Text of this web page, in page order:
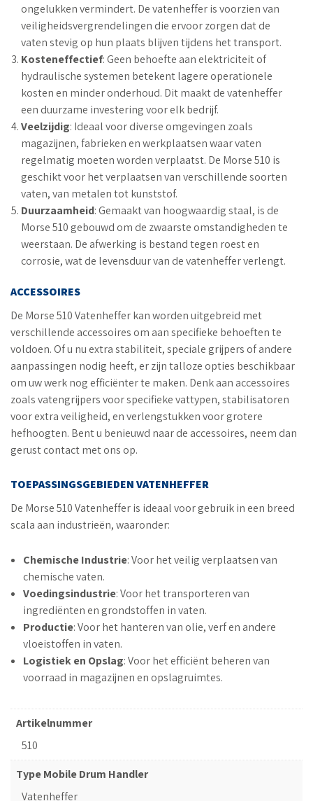
ongelukken vermindert. De vatenheffer is voorzien van
veiligheidsvergrendelingen die ervoor zorgen dat de
vaten stevig op hun plaats blijven tijdens het transport.
Kosteneffectief: Geen behoefte aan elektriciteit of
hydraulische systemen betekent lagere operationele
kosten en minder onderhoud. Dit maakt de vatenheffer
een duurzame investering voor elk bedrijf.
Veelzijdig: Ideaal voor diverse omgevingen zoals
magazijnen, fabrieken en werkplaatsen waar vaten
regelmatig moeten worden verplaatst. De Morse 510 is
geschikt voor het verplaatsen van verschillende soorten
vaten, van metalen tot kunststof.
Duurzaamheid: Gemaakt van hoogwaardig staal, is de
Morse 510 gebouwd om de zwaarste omstandigheden te
weerstaan. De afwerking is bestand tegen roest en
corrosie, wat de levensduur van de vatenheffer verlengt.
ACCESSOIRES
De Morse 510 Vatenheffer kan worden uitgebreid met
verschillende accessoires om aan specifieke behoeften te
voldoen. Of u nu extra stabiliteit, speciale grijpers of andere
aanpassingen nodig heeft, er zijn talloze opties beschikbaar
om uw werk nog efficiënter te maken. Denk aan accessoires
zoals vatengrijpers voor specifieke vattypen, stabilisatoren
voor extra veiligheid, en verlengstukken voor grotere
hefhoogten. Bent u benieuwd naar de accessoires, neem dan
gerust contact met ons op.
TOEPASSINGSGEBIEDEN VATENHEFFER
De Morse 510 Vatenheffer is ideaal voor gebruik in een breed
scala aan industrieën, waaronder:
Chemische Industrie: Voor het veilig verplaatsen van
chemische vaten.
Voedingsindustrie: Voor het transporteren van
ingrediënten en grondstoffen in vaten.
Productie: Voor het hanteren van olie, verf en andere
vloeistoffen in vaten.
Logistiek en Opslag: Voor het efficiënt beheren van
voorraad in magazijnen en opslagruimtes.
Artikelnummer
510
Type Mobile Drum Handler
Vatenheffer